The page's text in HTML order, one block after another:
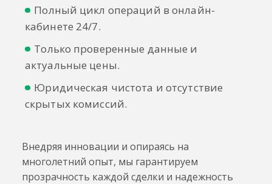
Полный цикл операций в онлайн-
кабинете 24/7.
Только проверенные данные и
актуальные цены.
Юридическая чистота и отсутствие
скрытых комиссий.
Внедряя инновации и опираясь на
многолетний опыт, мы гарантируем
прозрачность каждой сделки и надежность